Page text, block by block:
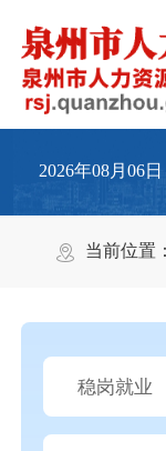
2026年08月06
当前位置
稳岗就业